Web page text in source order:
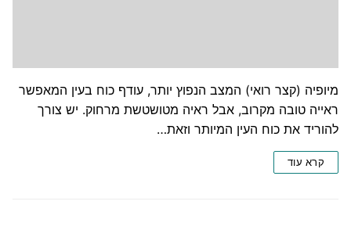
מיופיה (קצר רואי) המצב הנפוץ יותר, עודף כוח בעין המאפשר
ראייה טובה מקרוב, אבל ראיה מטושטשת מרחוק. יש צורך
להוריד את כוח העין המיותר וזאת…
קרא עוד